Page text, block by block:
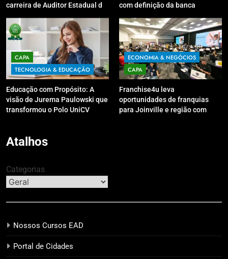
carreira de Auditor Estadual de
Youtube irá sanar dúvidas
com definição da banca
CAPA
TECNOLOGIA & EDUCAÇÃO
Educação com Propósito: A
visão de Jurema Paulowski que
transformou o Polo UniCV
ECONOMIA & NEGÓCIOS
CAPA
Franchise4u leva
oportunidades de franquias
para Joinville e região com
Atalhos
Categorias
Nossos Cursos EAD
Portal de Cidades